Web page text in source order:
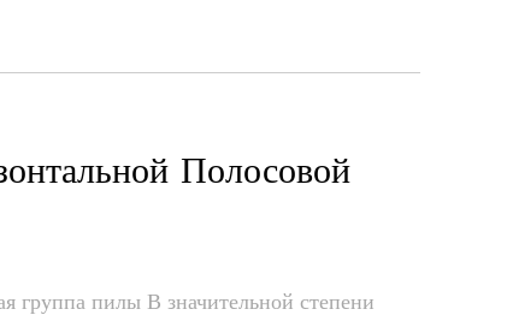
Полосовой
группа пилы В значительной степени